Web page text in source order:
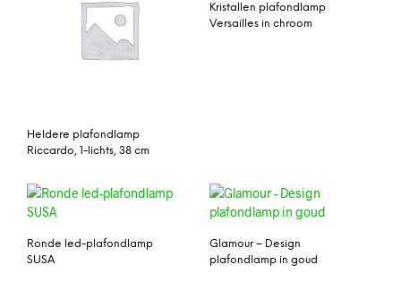
Heldere plafondlamp
Riccardo, 1-lichts, 38 cm
Kristallen plafondlamp
Versailles in chroom
Ronde led-plafondlamp
SUSA
Glamour – Design
plafondlamp in goud